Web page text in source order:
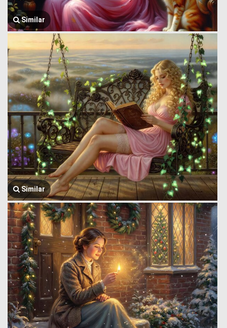
Similar
Similar